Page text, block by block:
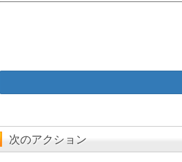
次のアクション